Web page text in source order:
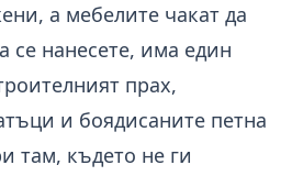
а мебелите чакат да
се нанесете, има един
прах,
и боядисаните петна
там, където не ги